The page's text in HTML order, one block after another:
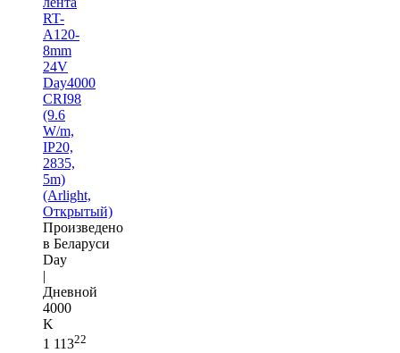
RT-
A120-
8mm
24V
Day4000
CRI98
(9.6
W/m,
IP20,
2835,
5m)
(Arlight,
Открытый)
Произведено
в Беларуси
Day
|
Дневной
4000
K
1 11322